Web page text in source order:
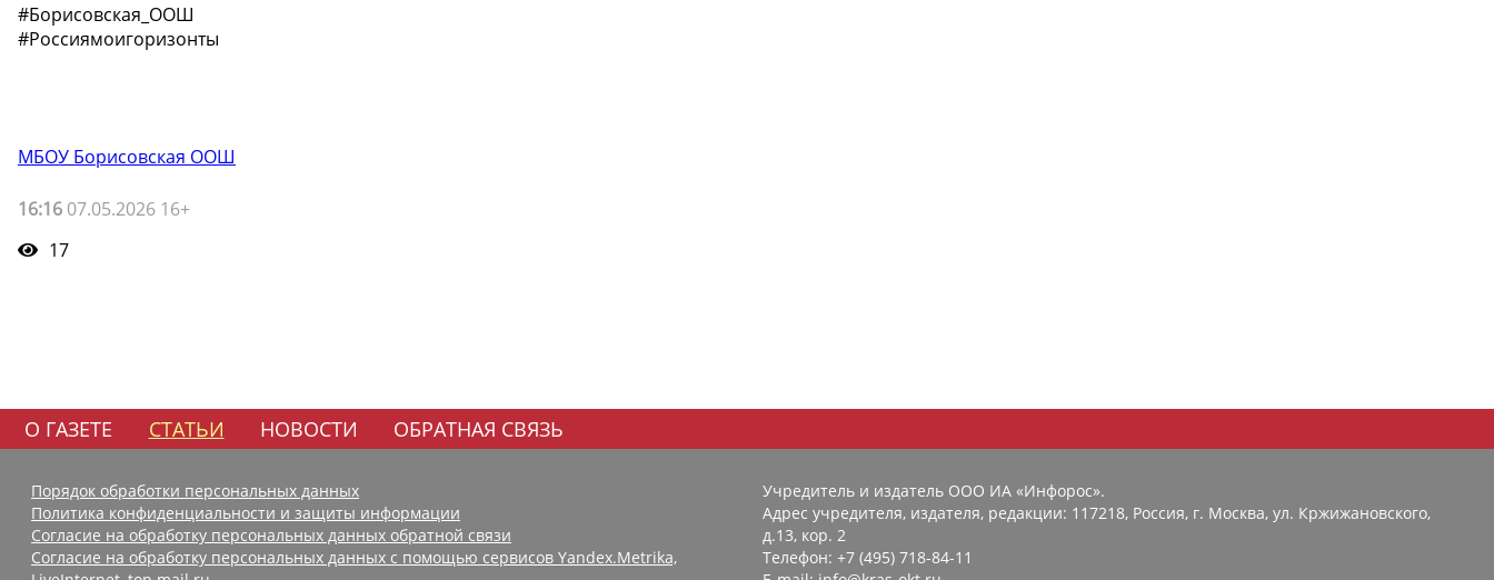
#Борисовская_ООШ
#Россиямоигоризонты
МБОУ Борисовская ООШ
16:16 07.05.2026 16+
17
О ГАЗЕТЕ СТАТЬИ НОВОСТИ ОБРАТНАЯ СВЯЗЬ
Порядок обработки персональных данных
Политика конфиденциальности и защиты информации
Согласие на обработку персональных данных обратной связи
Согласие на обработку персональных данных с помощью сервисов Yandex.Metrika,
Учредитель и издатель ООО ИА «Инфорос».
Адрес учредителя, издателя, редакции: 117218, Россия, г. Москва, ул. Кржижановского,
д.13, кор. 2
Телефон: +7 (495) 718-84-11